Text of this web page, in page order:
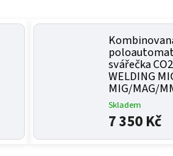
svářečka
WELDING
MIG/MAG/
Skladem
7 350 Kč